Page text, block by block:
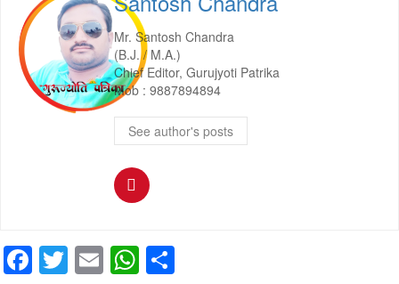
Mr. Santosh Chandra
(B.J. / M.A.)
Chief Editor, Gurujyoti Patrika
Mob : 9887894894
See author's posts
Facebook
Twitter
EmailWhatsApp